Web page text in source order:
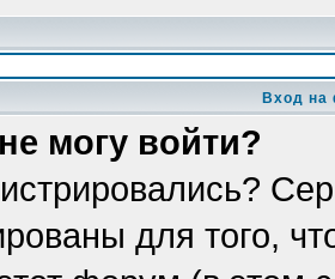
Вход на
могу войти?
для того,